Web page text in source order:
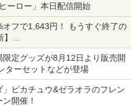
ーロー」本日配信開始
オフで1,643円！ もうすぐ終了の
神 絶景版」が67%オフで990円
限定グッズが8月12日より販売開
ターセットなどが登場
ピカチュウ&ゼラオラのフレン
開催！